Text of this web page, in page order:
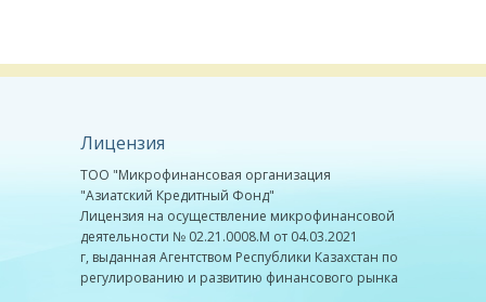
Лицензия
ТОО "Микрофинансовая организация
"Азиатский Кредитный Фонд"
Лицензия на осуществление микрофинансовой
деятельности № 02.21.0008.М от 04.03.2021
г, выданная Агентством Республики Казахстан по
регулированию и развитию финансового рынка